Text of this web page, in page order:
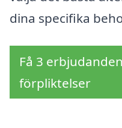
dina specifika
Få 3
förpliktelser